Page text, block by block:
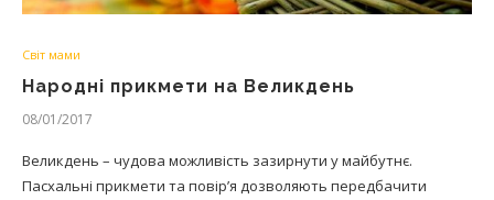
Світ мами
Народні прикмети на Великдень
08/01/2017
Великдень – чудова можливість зазирнути у майбутнє.
Пасхальні прикмети та повір’я дозволяють передбачити